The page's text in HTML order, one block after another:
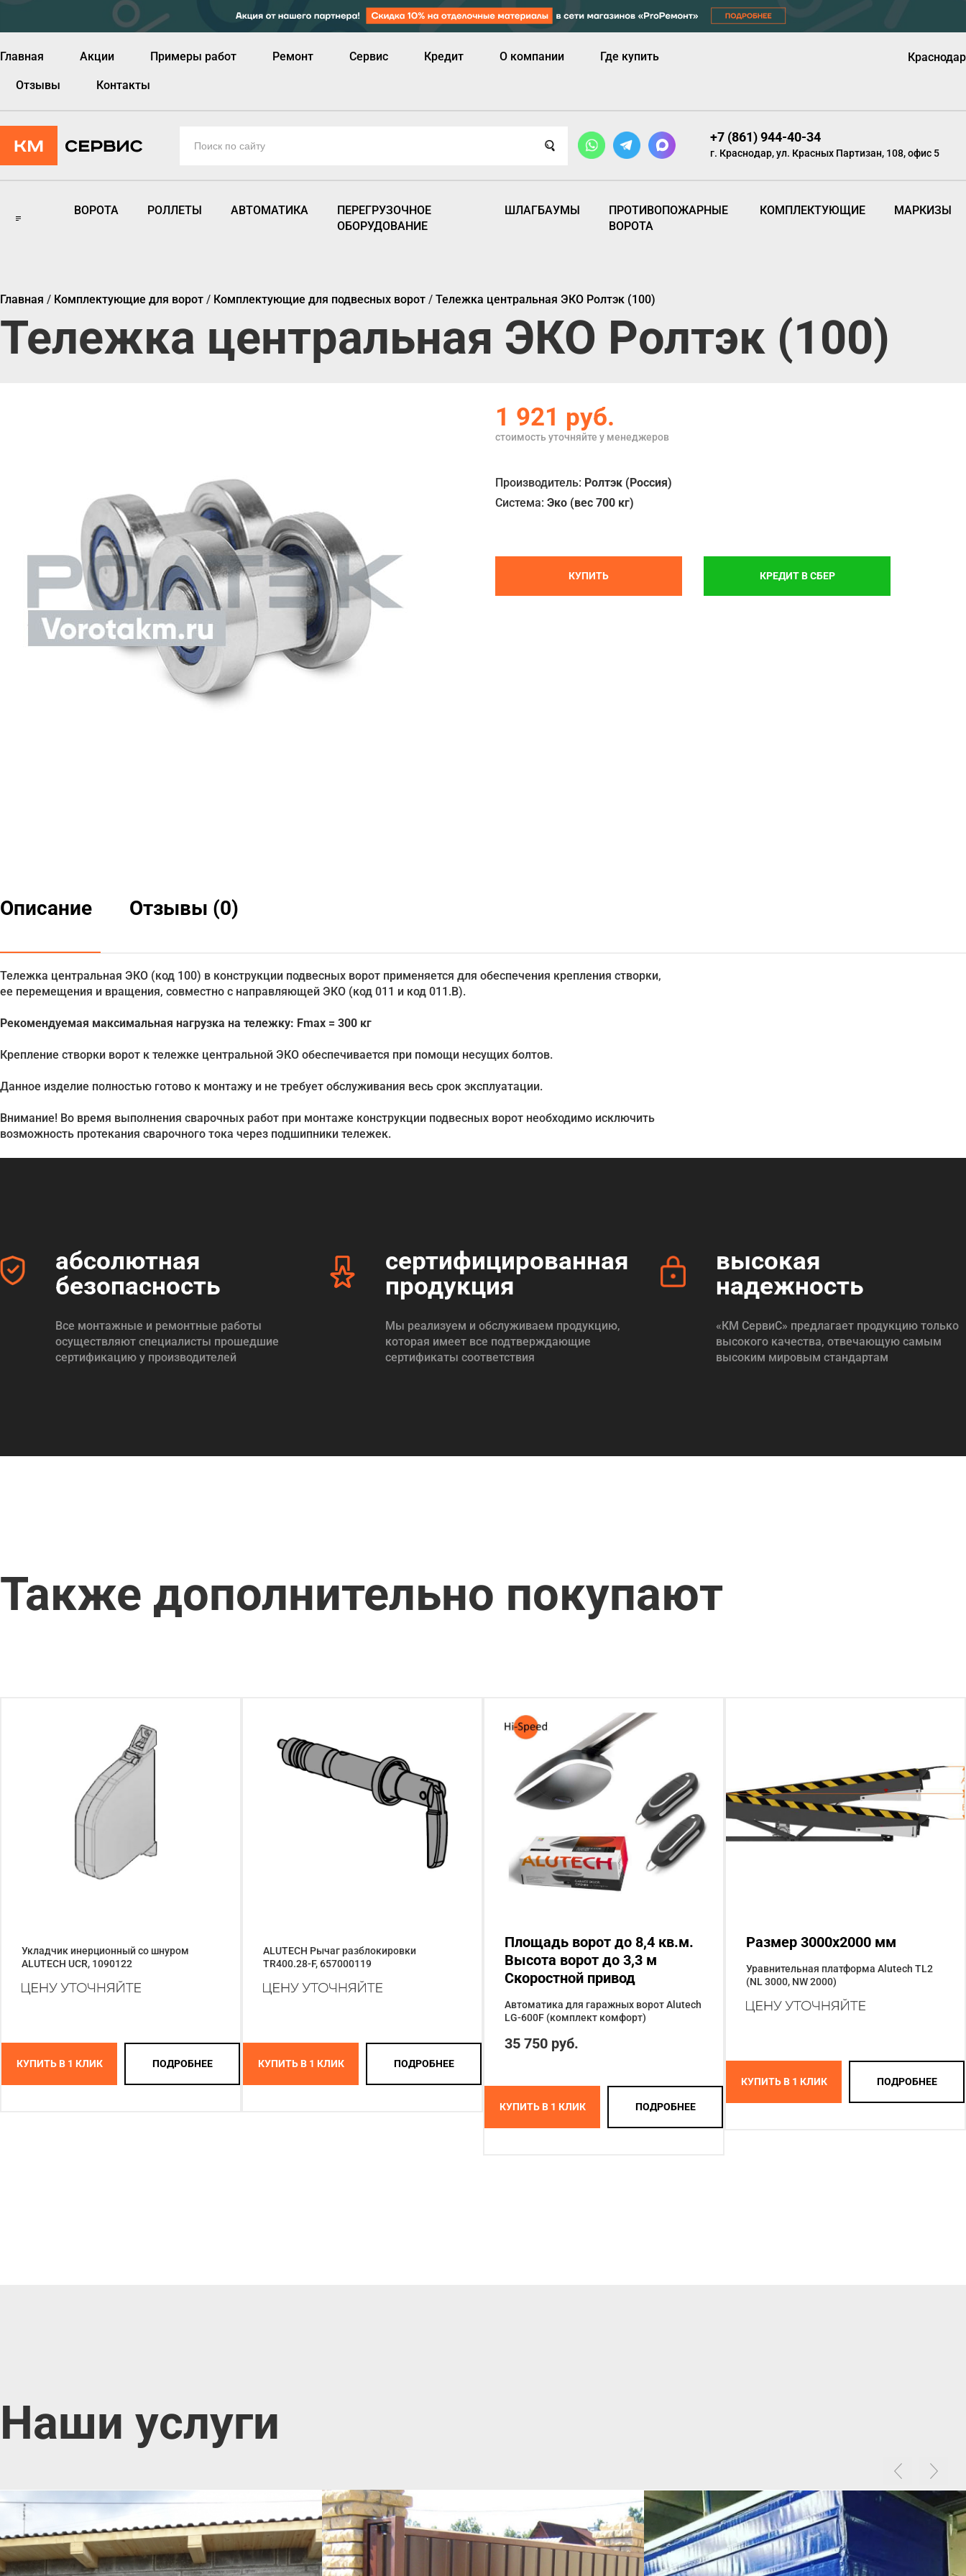
Главная Акции Примеры работ Ремонт Сервис Кредит О компании Где купить
Отзывы Контакты
Краснодар
+7 (861) 944-40-34
г. Краснодар, ул. Красных Партизан, 108, офис 5
ВОРОТА РОЛЛЕТЫ АВТОМАТИКА
ПЕРЕГРУЗОЧНОЕ
ОБОРУДОВАНИЕ
ШЛАГБАУМЫ
ПРОТИВОПОЖАРНЫЕ
ВОРОТА
КОМПЛЕКТУЮЩИЕ МАРКИЗЫ
Главная / Комплектующие для ворот / Комплектующие для подвесных ворот / Тележка центральная ЭКО Ролтэк (100)
Тележка центральная ЭКО Ролтэк (100)
1 921 руб.
стоимость уточняйте у менеджеров
Производитель: Ролтэк (Россия)
Система:Эко (вес 700 кг)
КУПИТЬ КРЕДИТ В СБЕР
Описание Отзывы (0)
Тележка центральная ЭКО (код 100) в конструкции подвесных ворот применяется для обеспечения крепления створки,
ее перемещения и вращения, совместно с направляющей ЭКО (код 011 и код 011.В).
Рекомендуемая максимальная нагрузка на тележку: Fmax = 300 кг
Крепление створки ворот к тележке центральной ЭКО обеспечивается при помощи несущих болтов.
Данное изделие полностью готово к монтажу и не требует обслуживания весь срок эксплуатации.
Внимание! Во время выполнения сварочных работ при монтаже конструкции подвесных ворот необходимо исключить
возможность протекания сварочного тока через подшипники тележек.
абсолютная
безопасность
Все монтажные и ремонтные работы
осуществляют специалисты прошедшие
сертификацию у производителей
сертифицированная
продукция
Мы реализуем и обслуживаем продукцию,
которая имеет все подтверждающие
сертификаты соответствия
высокая
надежность
«КМ СервиС» предлагает продукцию только
высокого качества, отвечающую самым
высоким мировым стандартам
Также дополнительно покупают
Укладчик инерционный со шнуром
ALUTECH UCR, 1090122
КУПИТЬ В 1 КЛИК ПОДРОБНЕЕ
ALUTECH Рычаг разблокировки
TR400.28-F, 657000119
КУПИТЬ В 1 КЛИК ПОДРОБНЕЕ
Площадь ворот до 8,4 кв.м.
Высота ворот до 3,3 м
Скоростной привод
Автоматика для гаражных ворот Alutech
LG-600F (комплект комфорт)
35 750 руб.
КУПИТЬ В 1 КЛИК ПОДРОБНЕЕ
Размер 3000x2000 мм
Уравнительная платформа Alutech TL2
(NL 3000, NW 2000)
КУПИТЬ В 1 КЛИК ПОДРОБНЕЕ
Наши услуги